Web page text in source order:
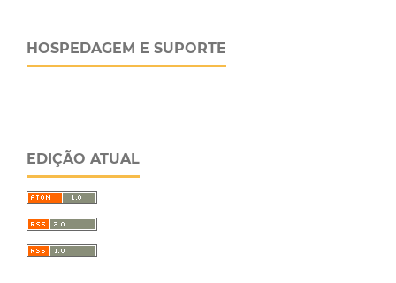
HOSPEDAGEM E SUPORTE
EDIÇÃO ATUAL